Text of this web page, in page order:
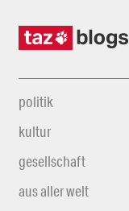
politik
kultur
gesellschaft
aus aller welt